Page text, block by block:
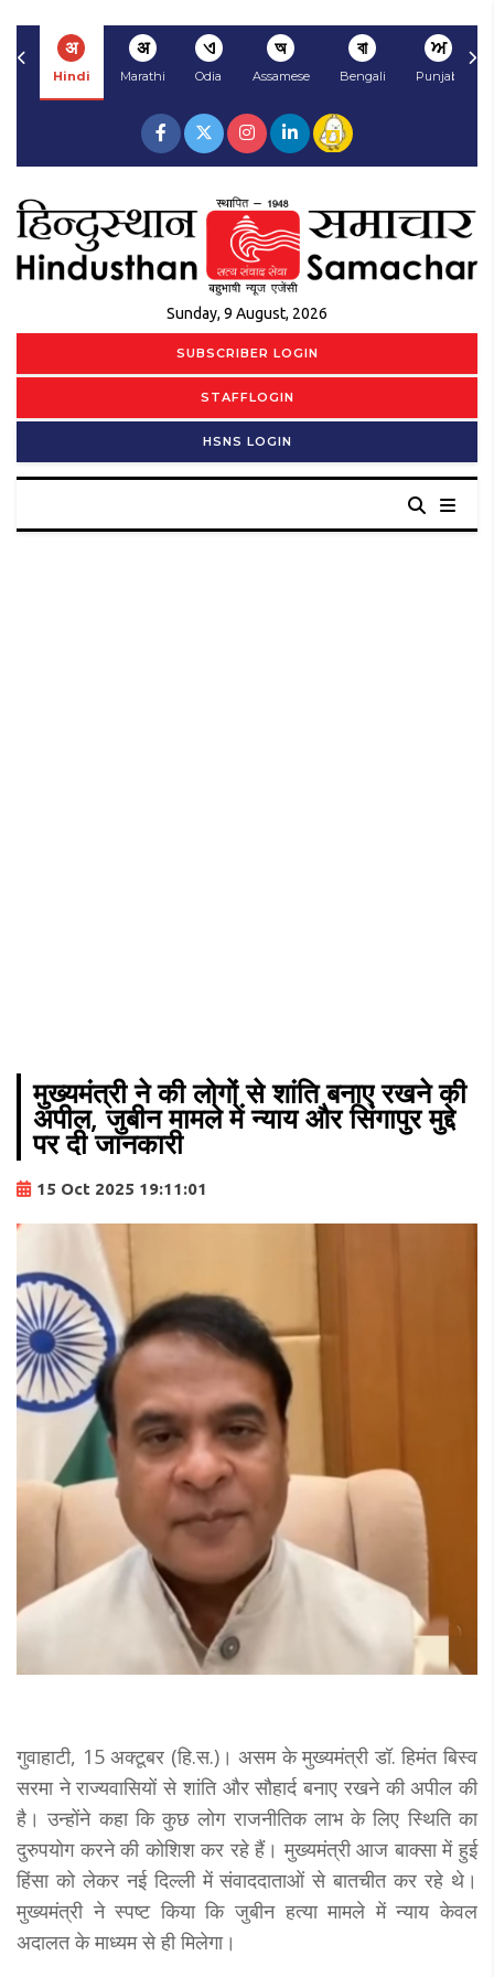
अ
Hindi
अ
Marathi
ଏ
Odia
অ
Assamese
বা
Bengali
ਅ
Punjabi
Sunday, 9 August, 2026
SUBSCRIBER LOGIN
STAFFLOGIN
HSNS LOGIN
मुख्यमंत्री ने की लोगों से शांति बनाए रखने की
अपील, जुबीन मामले में न्याय और सिंगापुर मुद्दे
पर दी जानकारी
15 Oct 2025 19:11:01
गुवाहाटी, 15 अक्टूबर (हि.स.)। असम के मुख्यमंत्री डॉ. हिमंत बिस्व
सरमा ने राज्यवासियों से शांति और सौहार्द बनाए रखने की अपील की
है। उन्होंने कहा कि कुछ लोग राजनीतिक लाभ के लिए स्थिति का
दुरुपयोग करने की कोशिश कर रहे हैं। मुख्यमंत्री आज बाक्सा में हुई
हिंसा को लेकर नई दिल्ली में संवाददाताओं से बातचीत कर रहे थे।
मुख्यमंत्री ने स्पष्ट किया कि जुबीन हत्या मामले में न्याय केवल
अदालत के माध्यम से ही मिलेगा।